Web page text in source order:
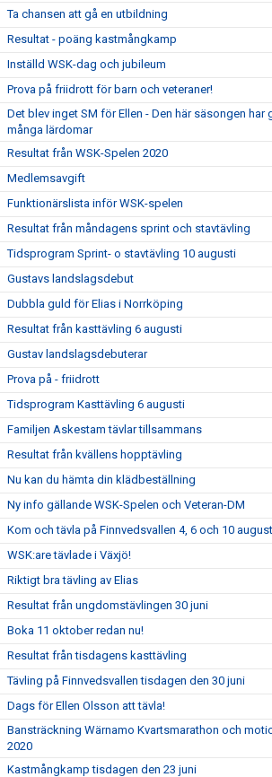
Ta chansen att gå en utbildning
Resultat - poäng kastmångkamp
Inställd WSK-dag och jubileum
Prova på friidrott för barn och veteraner!
Det blev inget SM för Ellen - Den här säsongen har
många lärdomar
Resultat från WSK-Spelen 2020
Medlemsavgift
Funktionärslista inför WSK-spelen
Resultat från måndagens sprint och stavtävling
Tidsprogram Sprint- o stavtävling 10 augusti
Gustavs landslagsdebut
Dubbla guld för Elias i Norrköping
Resultat från kasttävling 6 augusti
Gustav landslagsdebuterar
Prova på - friidrott
Tidsprogram Kasttävling 6 augusti
Familjen Askestam tävlar tillsammans
Resultat från kvällens hopptävling
Nu kan du hämta din klädbeställning
Ny info gällande WSK-Spelen och Veteran-DM
Kom och tävla på Finnvedsvallen 4, 6 och 10
WSK:are tävlade i Växjö!
Riktigt bra tävling av Elias
Resultat från ungdomstävlingen 30 juni
Boka 11 oktober redan nu!
Resultat från tisdagens kasttävling
Tävling på Finnvedsvallen tisdagen den 30 juni
Dags för Ellen Olsson att tävla!
Bansträckning Wärnamo Kvartsmarathon och
2020
Kastmångkamp tisdagen den 23 juni